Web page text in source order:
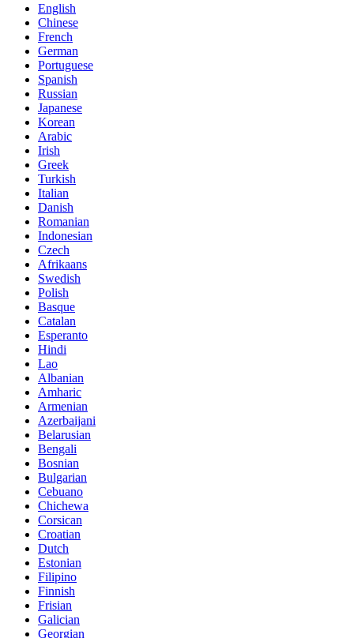
English
Chinese
French
German
Portuguese
Spanish
Russian
Japanese
Korean
Arabic
Irish
Greek
Turkish
Italian
Danish
Romanian
Indonesian
Czech
Afrikaans
Swedish
Polish
Basque
Catalan
Esperanto
Hindi
Lao
Albanian
Amharic
Armenian
Azerbaijani
Belarusian
Bengali
Bosnian
Bulgarian
Cebuano
Chichewa
Corsican
Croatian
Dutch
Estonian
Filipino
Finnish
Frisian
Galician
Georgian